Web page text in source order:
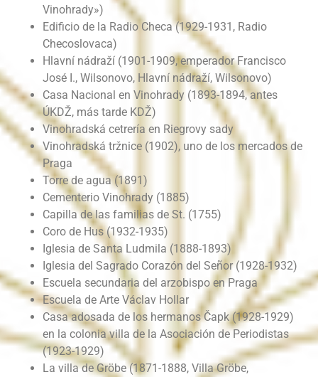
Vinohrady»)
Edificio de la Radio Checa (1929-1931, Radio
Checoslovaca)
Hlavní nádraží (1901-1909, emperador Francisco
José I., Wilsonovo, Hlavní nádraží, Wilsonovo)
Casa Nacional en Vinohrady (1893-1894, antes
ÚKDŽ, más tarde KDŽ)
Vinohradská cetrería en Riegrovy sady
Vinohradská tržnice (1902), uno de los mercados de
Praga
Torre de agua (1891)
Cementerio Vinohrady (1885)
Capilla de las familias de St. (1755)
Coro de Hus (1932-1935)
Iglesia de Santa Ludmila (1888-1893)
Iglesia del Sagrado Corazón del Señor (1928-1932)
Escuela secundaria del arzobispo en Praga
Escuela de Arte Václav Hollar
Casa adosada de los hermanos Čapk (1928-1929)
en la colonia villa de la Asociación de Periodistas
(1923-1929)
La villa de Gröbe (1871-1888, Villa Gröbe,